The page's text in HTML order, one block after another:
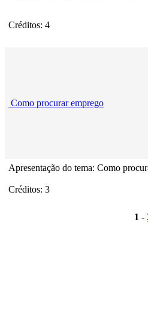
Créditos: 4
Como procurar emprego
Apresentação do tema: Como
Créditos: 3
1 -